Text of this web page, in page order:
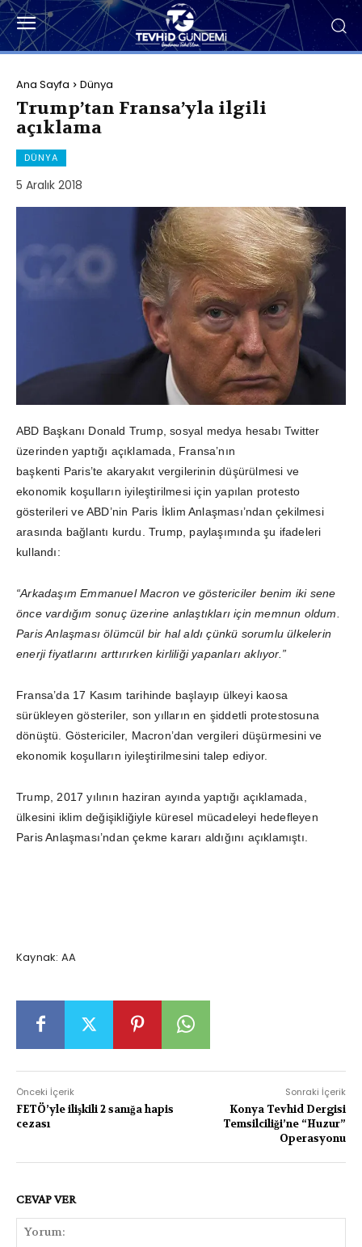
Ana Sayfa Dünya
Trump’tan Fransa’yla ilgili
açıklama
DÜNYA
5 Aralık 2018
ABD Başkanı Donald Trump, sosyal medya hesabı Twitter
üzerinden yaptığı açıklamada, Fransa’nın
başkenti Paris’te akaryakıt vergilerinin düşürülmesi ve
ekonomik koşulların iyileştirilmesi için yapılan protesto
gösterileri ve ABD’nin Paris İklim Anlaşması’ndan çekilmesi
arasında bağlantı kurdu. Trump, paylaşımında şu ifadeleri
kullandı:
“Arkadaşım Emmanuel Macron ve göstericiler benim iki sene
önce vardığım sonuç üzerine anlaştıkları için memnun oldum.
Paris Anlaşması ölümcül bir hal aldı çünkü sorumlu ülkelerin
enerji fiyatlarını arttırırken kirliliği yapanları aklıyor.”
Fransa’da 17 Kasım tarihinde başlayıp ülkeyi kaosa
sürükleyen gösteriler, son yılların en şiddetli protestosuna
dönüştü. Göstericiler, Macron’dan vergileri düşürmesini ve
ekonomik koşulların iyileştirilmesini talep ediyor.
Trump, 2017 yılının haziran ayında yaptığı açıklamada,
ülkesini iklim değişikliğiyle küresel mücadeleyi hedefleyen
Paris Anlaşması’ndan çekme kararı aldığını açıklamıştı.
Kaynak: AA
Önceki İçerik
FETÖ’yle ilişkili 2 sanığa hapis
cezası
Sonraki İçerik
Konya Tevhid Dergisi
Temsilciliği’ne “Huzur”
Operasyonu
CEVAP VER